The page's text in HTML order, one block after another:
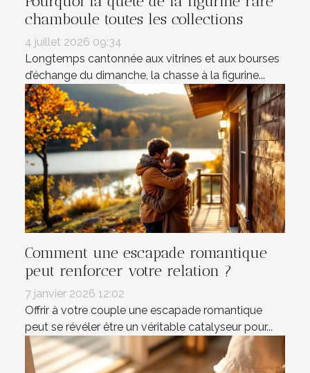
chamboule toutes les collections
4 juillet 2026 09:34
Longtemps cantonnée aux vitrines et aux bourses
d’échange du dimanche, la chasse à la figurine...
Comment une escapade romantique
peut renforcer votre relation ?
7 janvier 2026 12:02
Offrir à votre couple une escapade romantique
peut se révéler être un véritable catalyseur pour...